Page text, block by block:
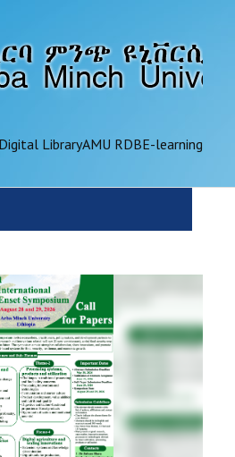
Digital LibraryAMU RDBE-learning